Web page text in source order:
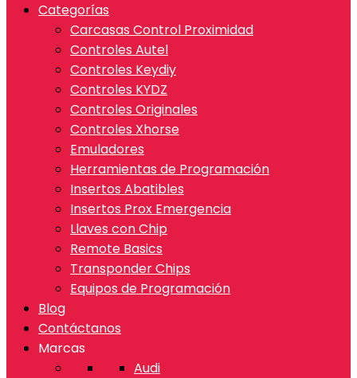
Categorías
Carcasas Control Proximidad
Controles Autel
Controles Keydiy
Controles KYDZ
Controles Originales
Controles Xhorse
Emuladores
Herramientas de Programación
Insertos Abatibles
Insertos Prox Emergencia
Llaves con Chip
Remote Basics
Transponder Chips
Equipos de Programación
Blog
Contáctanos
Marcas
Audi